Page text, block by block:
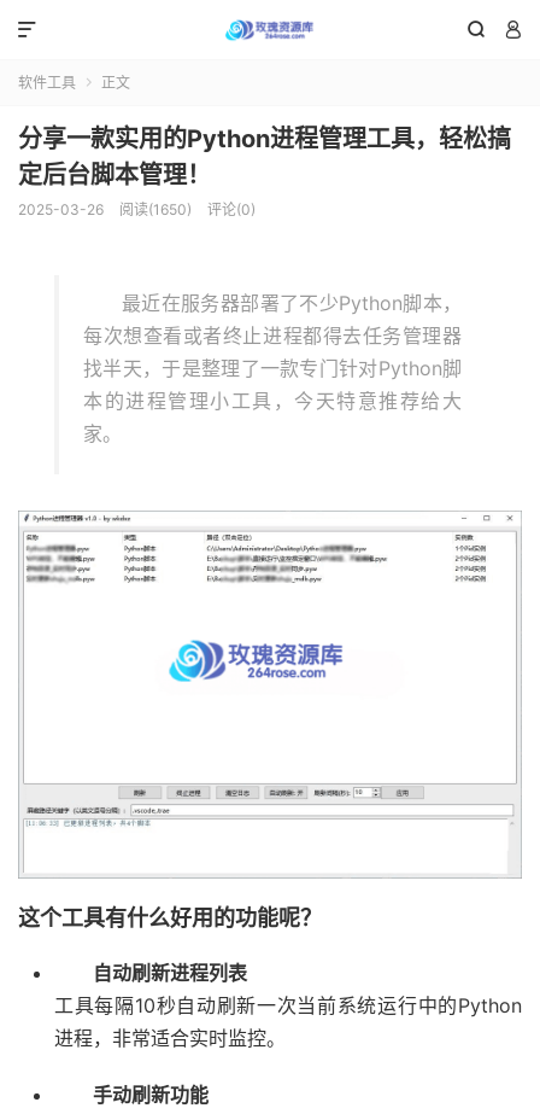
 

软件工具  正文
分享一款实用的Python进程管理工具，轻松搞
定后台脚本管理！
2025-03-26 阅读(1650) 评论(0)
最近在服务器部署了不少Python脚本，
每次想查看或者终止进程都得去任务管理器
找半天，于是整理了一款专门针对Python脚
本的进程管理小工具，今天特意推荐给大
家。
这个工具有什么好用的功能呢？
自动刷新进程列表
工具每隔10秒自动刷新一次当前系统运行中的Python
进程，非常适合实时监控。
手动刷新功能